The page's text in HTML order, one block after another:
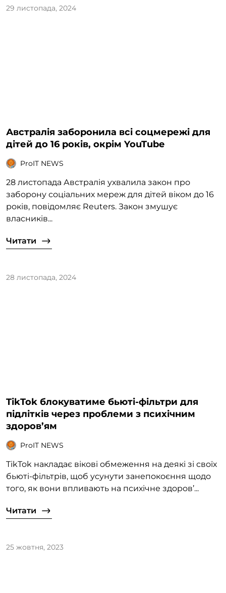
29 листопада, 2024
Австралія заборонила всі соцмережі для
дітей до 16 років, окрім YouTube
ProIT NEWS
28 листопада Австралія ухвалила закон про
заборону соціальних мереж для дітей віком до 16
років, повідомляє Reuters. Закон змушує
власників...
Читати
28 листопада, 2024
TikTok блокуватиме бьюті-фільтри для
підлітків через проблеми з психічним
здоров’ям
ProIT NEWS
TikTok накладає вікові обмеження на деякі зі своїх
бьюті-фільтрів, щоб усунути занепокоєння щодо
того, як вони впливають на психічне здоров’...
Читати
25 жовтня, 2023